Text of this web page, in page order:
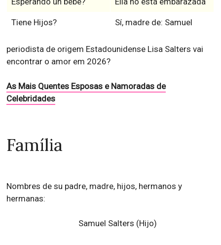
Tiene Hijos? Sí, madre de: Samuel
periodista de origem Estadounidense Lisa Salters vai
encontrar o amor em 2026?
As Mais Quentes Esposas e Namoradas de
Celebridades
Família
Nombres de su padre, madre, hijos, hermanos y
hermanas:
Samuel Salters (Hijo)